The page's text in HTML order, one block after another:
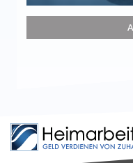
die 15 besten